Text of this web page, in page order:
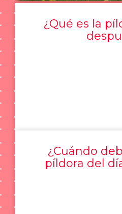
¿Qué es la
¿Cuándo
píldora del